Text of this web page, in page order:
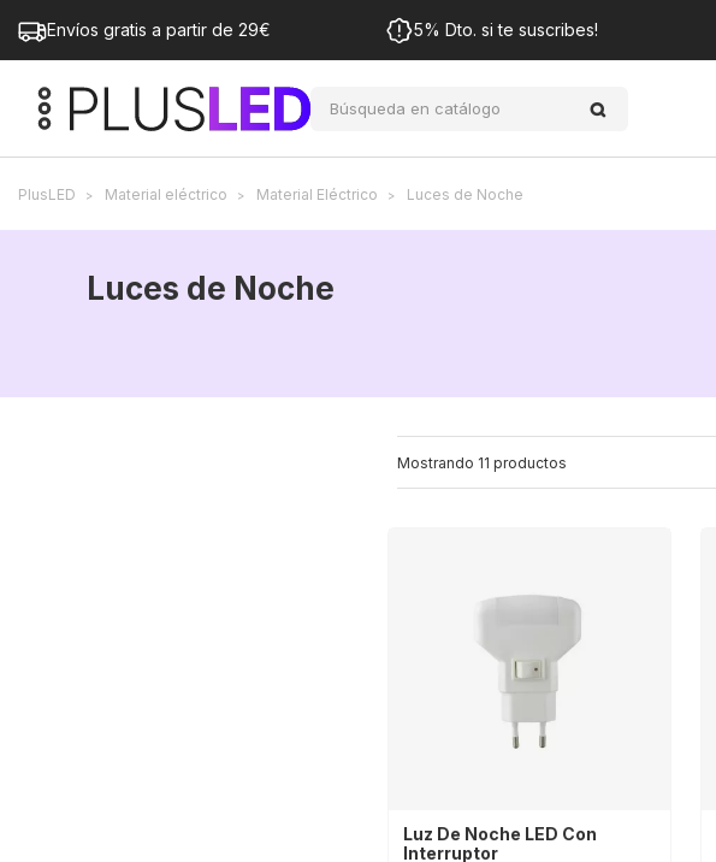
Envíos gratis a partir de 29€ 5% Dto. si te suscribes!
PlusLED Material eléctrico Material Eléctrico Luces de Noche
Luces de Noche
Mostrando 11 productos
Luz De Noche LED Con
Interruptor